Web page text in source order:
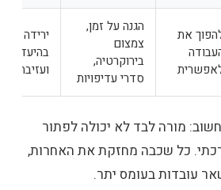
את
הגנה על זמן,
צמצום
בירוקרטיה,
סדרי עדיפויות
ירידה
ועזיבה
מורה לבד לא יכולה לפתור
כל שכבה מחזקת את האחרות,
עובדות בעומס יתר.